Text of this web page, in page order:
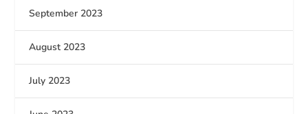
September 2023
August 2023
July 2023